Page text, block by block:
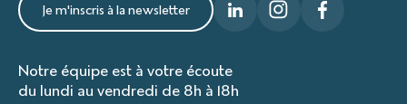
Je m'inscris à la newsletter
Notre équipe est à votre écoute
du lundi au vendredi de 8h à 18h